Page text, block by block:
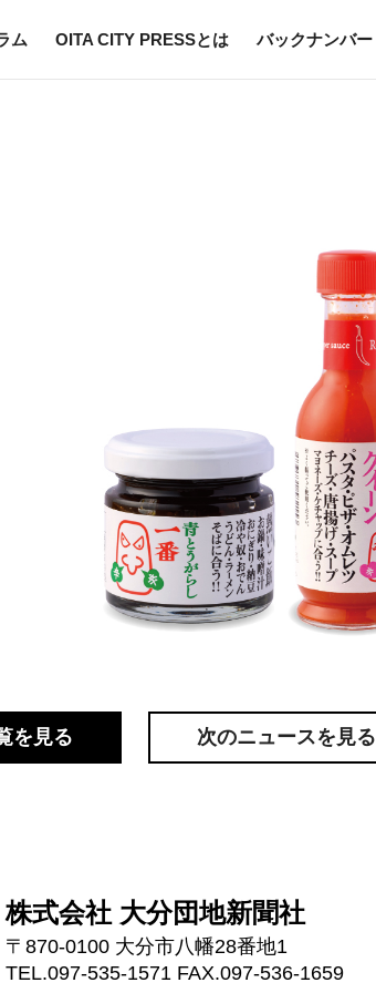
ム OITA CITY PRESSとは バックナンバー
を見る 次のニュースを見る
株式会社 大分団地新聞社
〒870-0100 大分市八幡28番地1
TEL.097-535-1571 FAX.097-536-1659